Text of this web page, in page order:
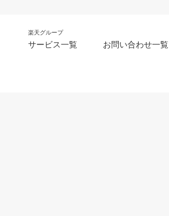
楽天グループ
サービス一覧 お問い合わせ一覧